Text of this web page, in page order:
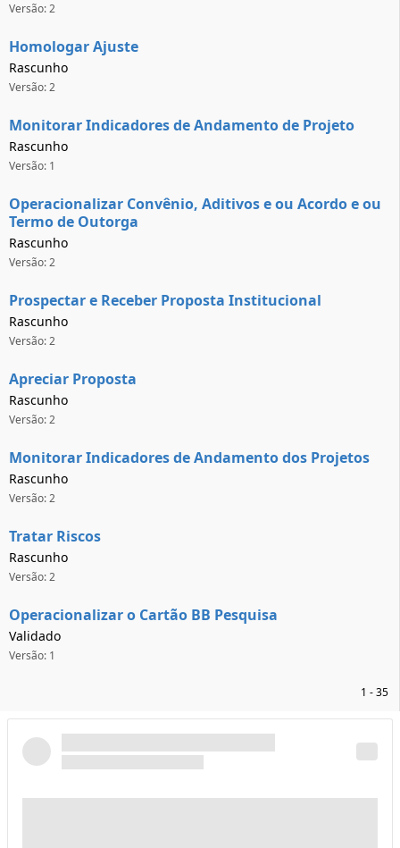
Versão: 2
Homologar Ajuste
Rascunho
Versão: 2
Monitorar Indicadores de Andamento de Projeto
Rascunho
Versão: 1
Operacionalizar Convênio, Aditivos e ou Acordo e ou
Termo de Outorga
Rascunho
Versão: 2
Prospectar e Receber Proposta Institucional
Rascunho
Versão: 2
Apreciar Proposta
Rascunho
Versão: 2
Monitorar Indicadores de Andamento dos Projetos
Rascunho
Versão: 2
Tratar Riscos
Rascunho
Versão: 2
Operacionalizar o Cartão BB Pesquisa
Validado
Versão: 1
1 - 35